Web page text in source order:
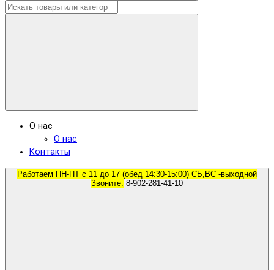
О нас
О нас
Контакты
Работаем ПН-ПТ с 11 до 17 (обед 14:30-15:00) СБ,ВС -выходной
Звоните: